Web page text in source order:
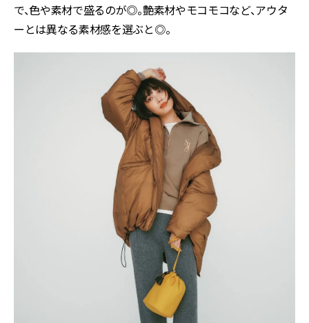
で、色や素材で盛るのが◎。艶素材やモコモコなど、アウタ
ーとは異なる素材感を選ぶと◎。